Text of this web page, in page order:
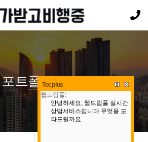
포트폴리오
Tocplus